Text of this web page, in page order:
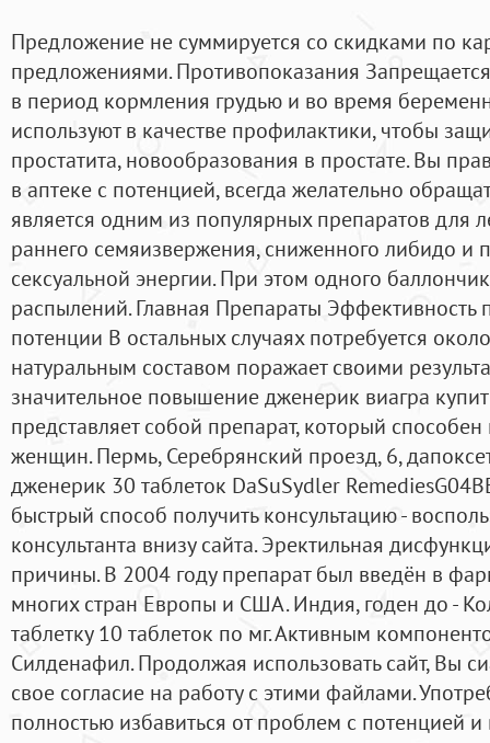
Предложение не суммируется со скидками по
предложениями. Противопоказания
в период кормления грудью и во время
используют в качестве профилактики, чтобы
простатита, новообразования в простате. Вы
в аптеке с потенцией, всегда желательно
является одним из популярных препаратов для
раннего семяизвержения, сниженного либидо и
сексуальной энергии. При этом одного
распылений. Главная Препараты Эффективность
потенции В остальных случаях потребуется
натуральным составом поражает своими
значительное повышение дженерик виагра
представляет собой препарат, который
женщин. Пермь, Серебрянский проезд, 6,
дженерик 30 таблеток DaSuSydler
быстрый способ получить консультацию -
консультанта внизу сайта. Эректильная
причины. В 2004 году препарат был введён в
многих стран Европы и США. Индия, годен до -
таблетку 10 таблеток по мг. Активным
Силденафил. Продолжая использовать сайт, Вы
свое согласие на работу с этими файлами.
полностью избавиться от проблем с потенцией и